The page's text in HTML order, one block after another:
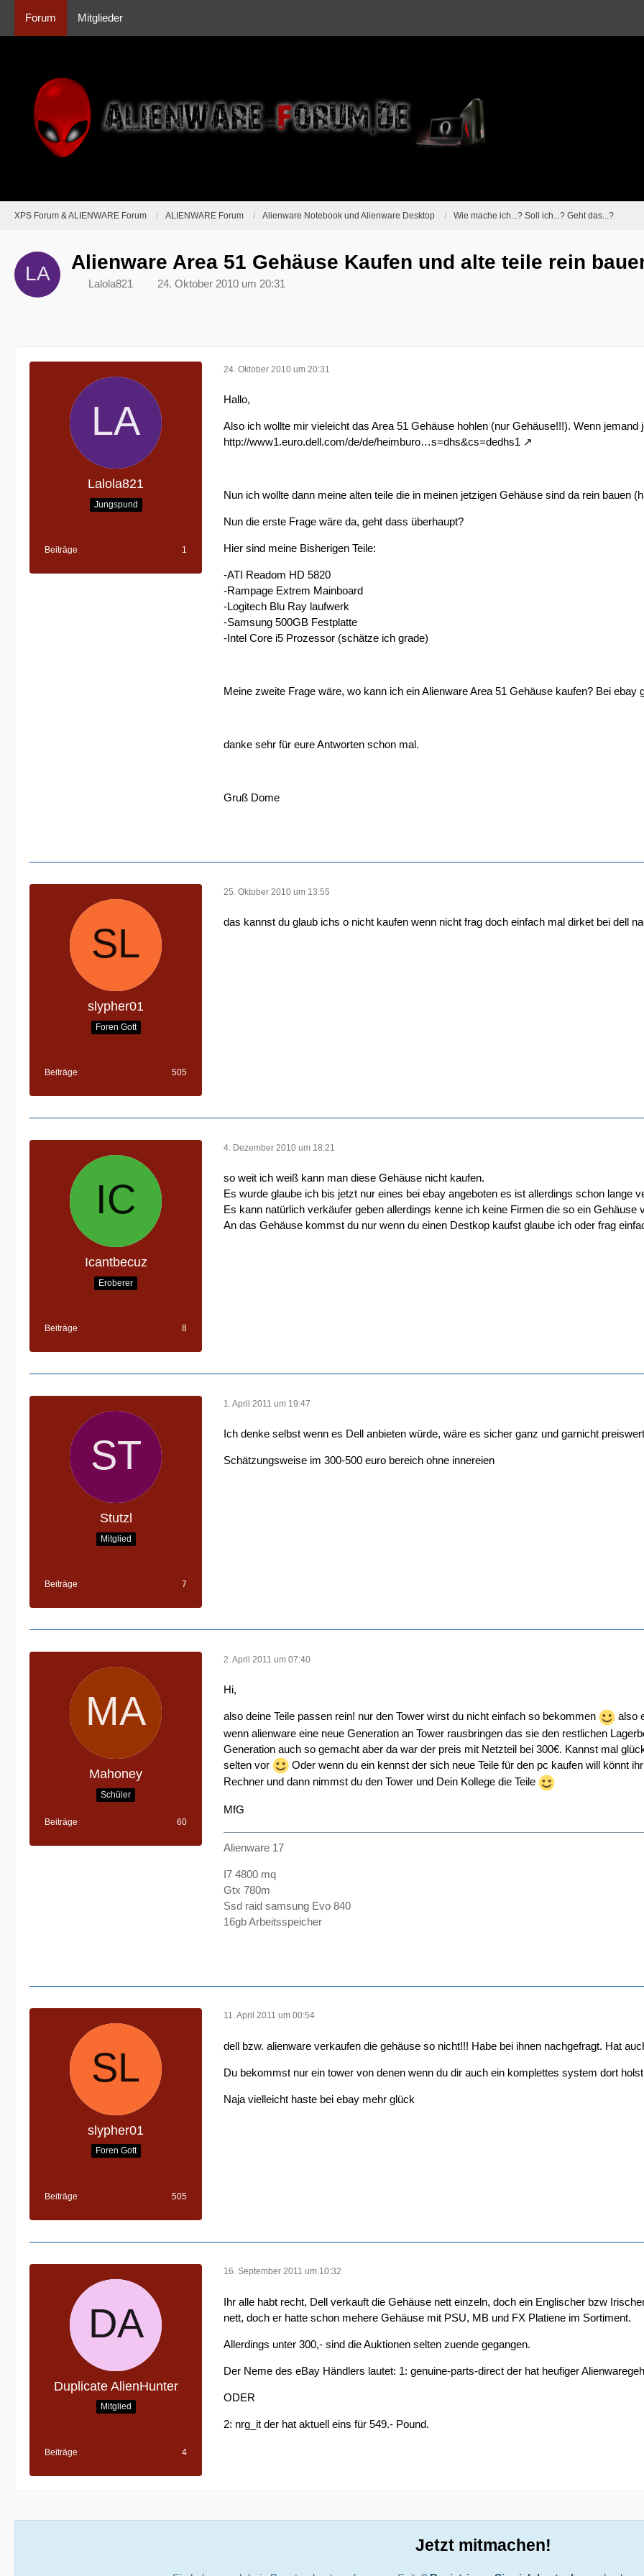
Forum Mitglieder
XPS Forum & ALIENWARE Forum ALIENWARE Forum Alienware Notebook und Alienware Desktop Wie mache ich...? Soll ich...? Geht das...?
Alienware Area 51 Gehäuse Kaufen und alte teile rein
Lalola821 24. Oktober 2010 um 20:31
Lalola821
Jungspund
Beiträge 1
24. Oktober 2010 um 20:31
Hallo,
Also ich wollte mir vieleicht das Area 51 Gehäuse hohlen (nur Gehäuse!!!). Wenn
http://www1.euro.dell.com/de/de/heimburo…s=dhs&cs=dedhs1
Nun ich wollte dann meine alten teile die in meinen jetzigen Gehäuse sind da rein bauen
Nun die erste Frage wäre da, geht dass überhaupt?
Hier sind meine Bisherigen Teile:
-ATI Readom HD 5820
-Rampage Extrem Mainboard
-Logitech Blu Ray laufwerk
-Samsung 500GB Festplatte
-Intel Core i5 Prozessor (schätze ich grade)
Meine zweite Frage wäre, wo kann ich ein Alienware Area 51 Gehäuse kaufen? Bei
danke sehr für eure Antworten schon mal.
Gruß Dome
slypher01
Foren Gott
Beiträge 505
25. Oktober 2010 um 13:55
das kannst du glaub ichs o nicht kaufen wenn nicht frag doch einfach mal dirket bei dell
Icantbecuz
Eroberer
Beiträge 8
4. Dezember 2010 um 18:21
so weit ich weiß kann man diese Gehäuse nicht kaufen.
Es wurde glaube ich bis jetzt nur eines bei ebay angeboten es ist allerdings schon lange
Es kann natürlich verkäufer geben allerdings kenne ich keine Firmen die so ein Gehäuse
An das Gehäuse kommst du nur wenn du einen Destkop kaufst glaube ich oder frag
Stutzl
Mitglied
Beiträge 7
1. April 2011 um 19:47
Ich denke selbst wenn es Dell anbieten würde, wäre es sicher ganz und garnicht
Schätzungsweise im 300-500 euro bereich ohne innereien
Mahoney
Schüler
Beiträge 60
2. April 2011 um 07:40
Hi,
also deine Teile passen rein! nur den Tower wirst du nicht einfach so bekommen
also
wenn alienware eine neue Generation an Tower rausbringen das sie den restlichen
Generation auch so gemacht aber da war der preis mit Netzteil bei 300€. Kannst mal
selten vor
Oder wenn du ein kennst der sich neue Teile für den pc kaufen will könnt
Rechner und dann nimmst du den Tower und Dein Kollege die Teile
MfG
Alienware 17
I7 4800 mq
Gtx 780m
Ssd raid samsung Evo 840
16gb Arbeitsspeicher
slypher01
Foren Gott
Beiträge 505
11. April 2011 um 00:54
dell bzw. alienware verkaufen die gehäuse so nicht!!! Habe bei ihnen nachgefragt. Hat
Du bekommst nur ein tower von denen wenn du dir auch ein komplettes system dort
Naja vielleicht haste bei ebay mehr glück
Duplicate AlienHunter
Mitglied
Beiträge 4
16. September 2011 um 10:32
Ihr alle habt recht, Dell verkauft die Gehäuse nett einzeln, doch ein Englischer bzw
nett, doch er hatte schon mehere Gehäuse mit PSU, MB und FX Platiene im Sortiment.
Allerdings unter 300,- sind die Auktionen selten zuende gegangen.
Der Neme des eBay Händlers lautet: 1: genuine-parts-direct der hat heufiger
ODER
2: nrg_it der hat aktuell eins für 549.- Pound.
Jetzt mitmachen!